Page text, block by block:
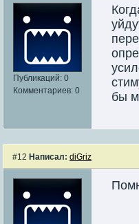
Публикаций: 0
Комментариев: 0
бы
#12 Написал: diGriz